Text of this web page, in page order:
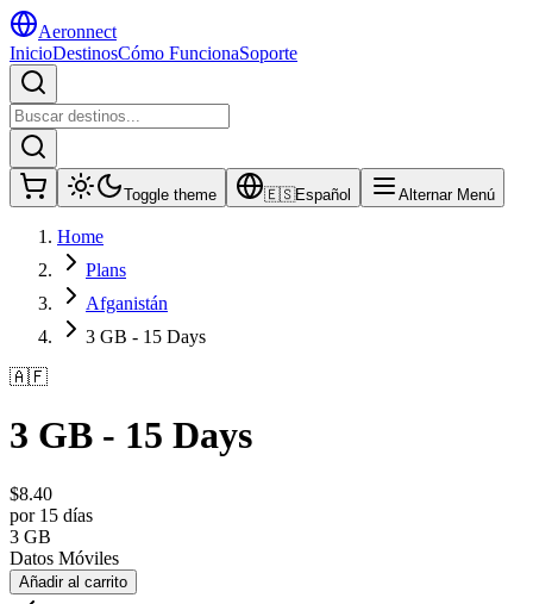
Aeronnect
InicioDestinosCómo FuncionaSoporte
Toggle theme 🇪🇸Español Alternar Menú
Home
Plans
Afganistán
3 GB - 15 Days
🇦🇫
3 GB - 15 Days
$8.40
por 15 días
3 GB
Datos Móviles
Añadir al carrito